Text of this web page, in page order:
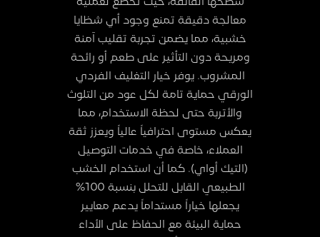
سطحها الفائقة، حيث تخضع لعملية
معالجة دقيقة تمنع وجود أي شظايا
خشبية، مما يضمن تجربة تقليب آمنة
ومريحة دون التأثير على طعم أو رائحة
المشروب. يوفر خيار التغليف الفردي
الورقي حماية تامة لكل عود من التلوث
والأتربة حتى لحظة الاستخدام، مما
يعكس مستوى احترافياً عالياً ويعزز ثقة
العملاء، خاصة في خدمات التوصيل
(التيك أواي). كما أن استخدام الخشب
الطبيعي القابل للتحلل بنسبة 100%
يجعلها خياراً مستداماً يدعم معايير
حماية البيئة مع الحفاظ على الأداء